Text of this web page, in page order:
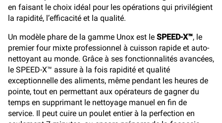
en faisant le choix idéal pour les opérations qui privilégient
la rapidité, l’efficacité et la qualité.
Un modèle phare de la gamme Unox est le SPEED-X™, le
premier four mixte professionnel à cuisson rapide et auto-
nettoyant au monde. Grâce à ses fonctionnalités avancées,
le SPEED-X™ assure à la fois rapidité et qualité
exceptionnelle des aliments, même pendant les heures de
pointe, tout en permettant aux opérateurs de gagner du
temps en supprimant le nettoyage manuel en fin de
service. Il peut cuire un poulet entier à la perfection en